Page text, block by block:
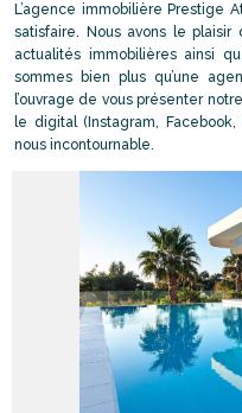
L’agence immobilière Prestige
satisfaire. Nous avons le
actualités immobilières ainsi
sommes bien plus qu’une
l’ouvrage de vous présenter
le digital (Instagram,
nous incontournable.